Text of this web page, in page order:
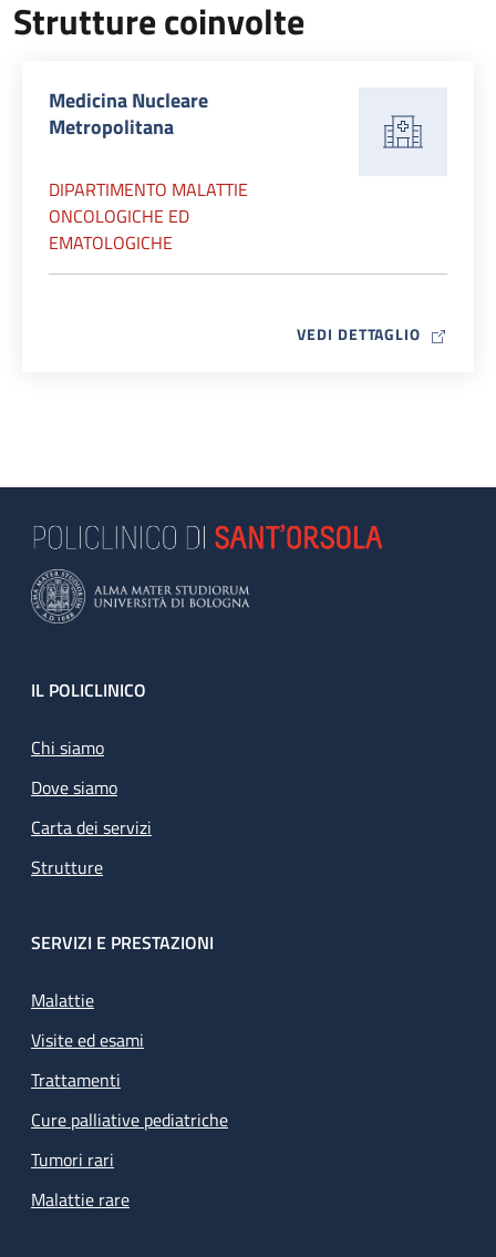
Strutture coinvolte
Medicina Nucleare
Metropolitana
DIPARTIMENTO MALATTIE
ONCOLOGICHE ED
EMATOLOGICHE
VEDI DETTAGLIO MAP ICON
Footer
IL POLICLINICO
Chi siamo
Dove siamo
Carta dei servizi
Strutture
SERVIZI E PRESTAZIONI
Malattie
Visite ed esami
Trattamenti
Cure palliative pediatriche
Tumori rari
Malattie rare